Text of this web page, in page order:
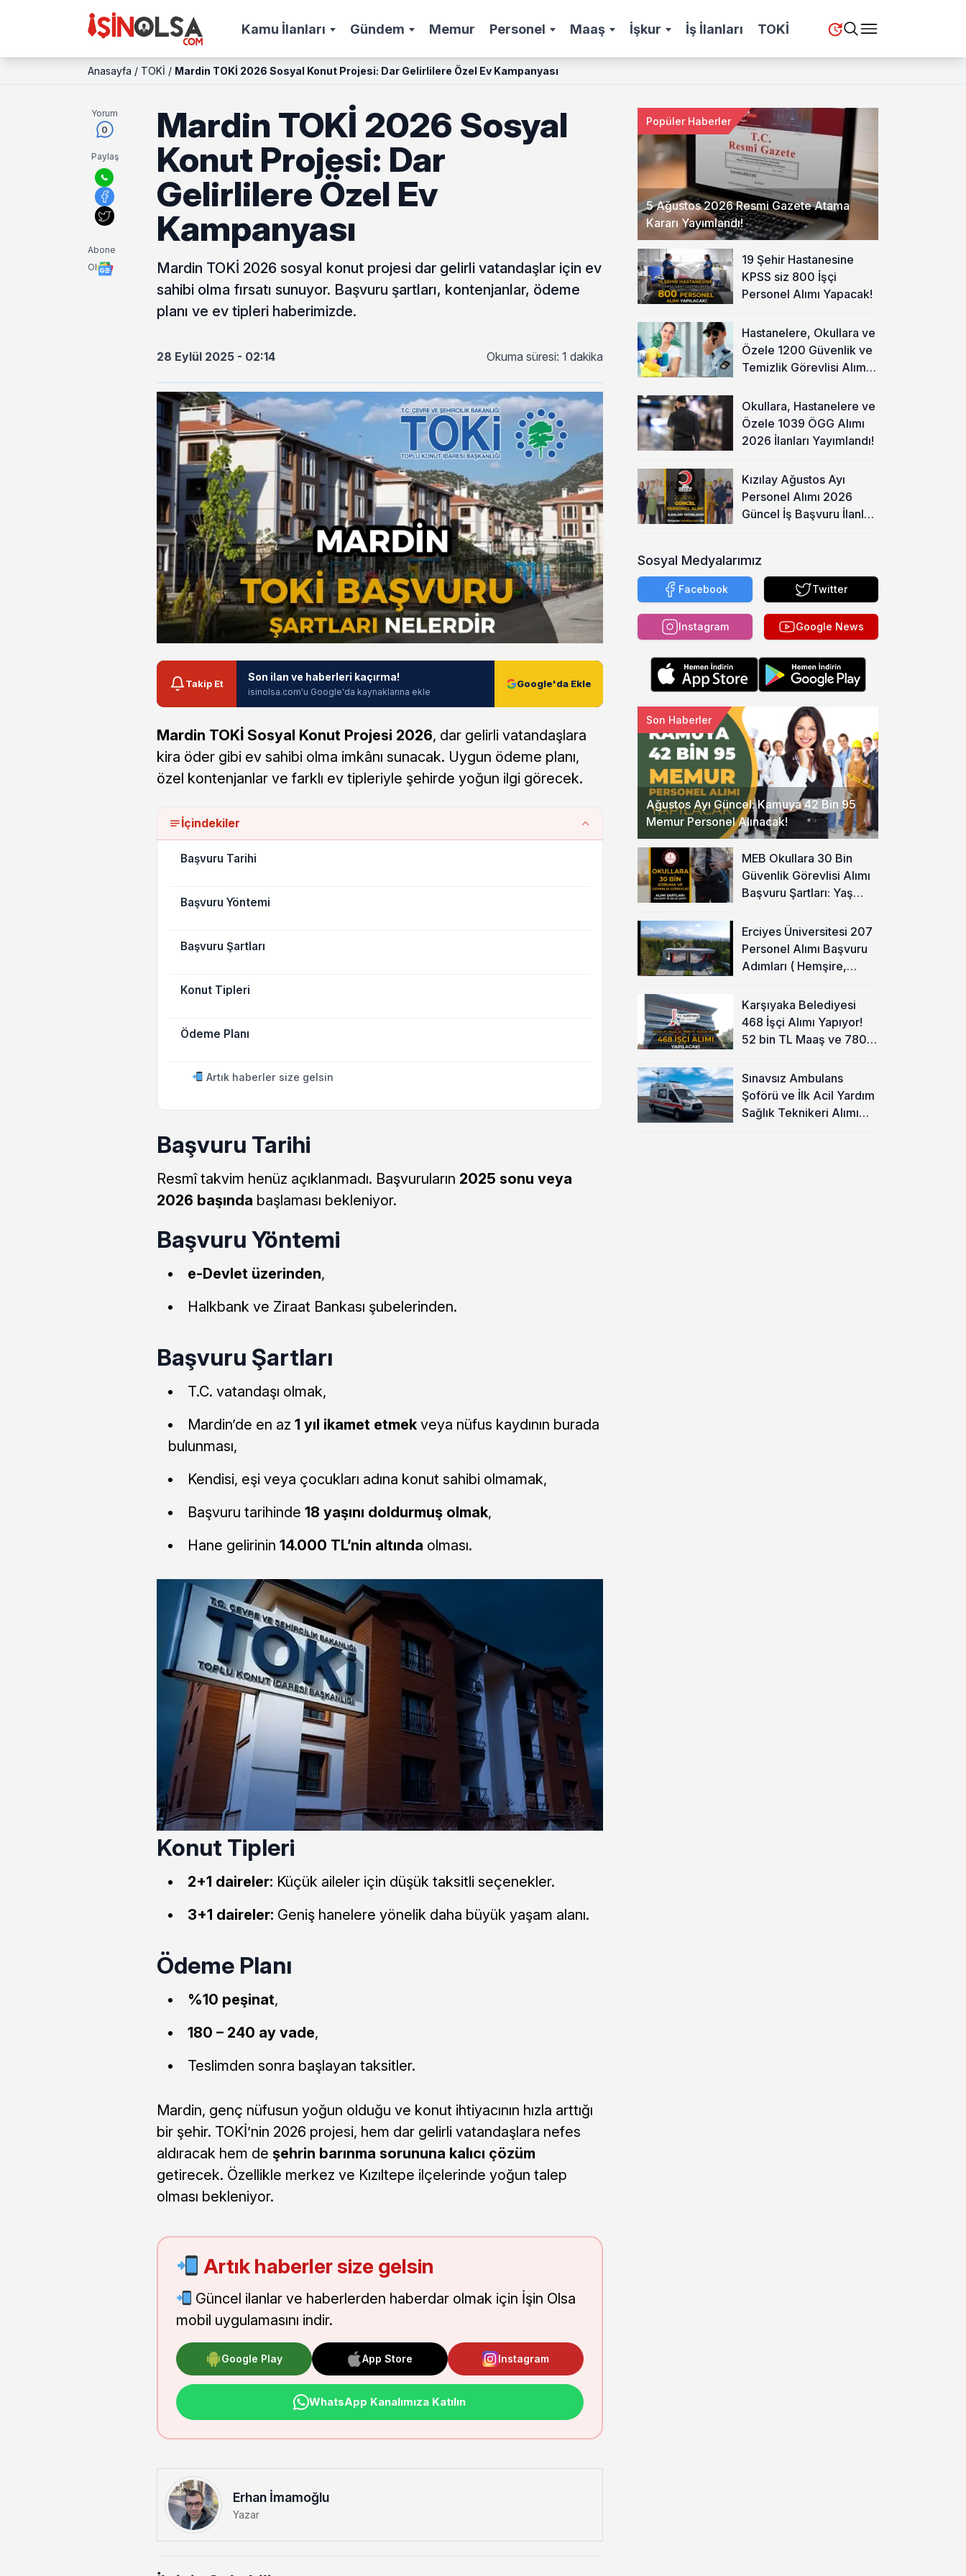
Kamu İlanları Gündem Memur Personel Maaş İşkur İş İlanları TOKİ
Anasayfa / TOKİ / Mardin TOKİ 2026 Sosyal Konut Projesi: Dar Gelirlilere Özel Ev Kampanyası
Yorum
0
Paylaş
Abone
Ol
Mardin TOKİ 2026 Sosyal
Konut Projesi: Dar
Gelirlilere Özel Ev
Kampanyası
Mardin TOKİ 2026 sosyal konut projesi dar gelirli vatandaşlar için ev
sahibi olma fırsatı sunuyor. Başvuru şartları, kontenjanlar, ödeme
planı ve ev tipleri haberimizde.
28 Eylül 2025 - 02:14 Okuma süresi: 1 dakika
Takip Et
Son ilan ve haberleri kaçırma!
isinolsa.com'u Google'da kaynaklarına ekle
Google'da Ekle
Mardin TOKİ Sosyal Konut Projesi 2026, dar gelirli vatandaşlara
kira öder gibi ev sahibi olma imkânı sunacak. Uygun ödeme planı,
özel kontenjanlar ve farklı ev tipleriyle şehirde yoğun ilgi görecek.
İçindekiler
Başvuru Tarihi
Başvuru Yöntemi
Başvuru Şartları
Konut Tipleri
Ödeme Planı
Artık haberler size gelsin
Başvuru Tarihi
Resmî takvim henüz açıklanmadı. Başvuruların 2025 sonu veya
2026 başında başlaması bekleniyor.
Başvuru Yöntemi
e-Devlet üzerinden,
Halkbank ve Ziraat Bankası şubelerinden.
Başvuru Şartları
T.C. vatandaşı olmak,
Mardin’de en az 1 yıl ikamet etmekveya nüfus kaydının burada
bulunması,
Kendisi, eşi veya çocukları adına konut sahibi olmamak,
Başvuru tarihinde 18 yaşını doldurmuş olmak,
Hane gelirinin 14.000 TL’nin altında olması.
Konut Tipleri
2+1 daireler: Küçük aileler için düşük taksitli seçenekler.
3+1 daireler: Geniş hanelere yönelik daha büyük yaşam alanı.
Ödeme Planı
%10 peşinat,
180 – 240 ay vade,
Teslimden sonra başlayan taksitler.
Mardin, genç nüfusun yoğun olduğu ve konut ihtiyacının hızla arttığı
bir şehir. TOKİ’nin 2026 projesi, hem dar gelirli vatandaşlara nefes
aldıracak hem de şehrin barınma sorununa kalıcı çözüm
getirecek. Özellikle merkez ve Kızıltepe ilçelerinde yoğun talep
olması bekleniyor.
Artık haberler size gelsin
Güncel ilanlar ve haberlerden haberdar olmak için İşin Olsa
mobil uygulamasını indir.
Google Play App Store Instagram
WhatsApp Kanalımıza Katılın
Erhan İmamoğlu
Yazar
5 Ağustos 2026 Resmi Gazete Atama
Kararı Yayımlandı!
Popüler Haberler
19 Şehir Hastanesine
KPSS siz 800 İşçi
Personel Alımı Yapacak!
Hastanelere, Okullara ve
Özele 1200 Güvenlik ve
Temizlik Görevlisi Alımı
Okullara, Hastanelere ve
Özele 1039 ÖGG Alımı
2026 İlanları Yayımlandı!
Kızılay Ağustos Ayı
Personel Alımı 2026
Güncel İş Başvuru İlanları
Sosyal Medyalarımız
Facebook Twitter
Instagram Google News
Ağustos Ayı Güncel: Kamuya 42 Bin 95
Memur Personel Alınacak!
Son Haberler
MEB Okullara 30 Bin
Güvenlik Görevlisi Alımı
Başvuru Şartları: Yaş
Olacak Mı?
Erciyes Üniversitesi 207
Personel Alımı Başvuru
Adımları ( Hemşire,
Karşıyaka Belediyesi
468 İşçi Alımı Yapıyor!
52 bin TL Maaş ve 7800
Sınavsız Ambulans
Şoförü ve İlk Acil Yardım
Sağlık Teknikeri Alımı